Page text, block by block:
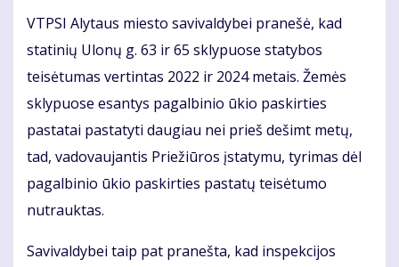
VTPSI Alytaus miesto savivaldybei pranešė, kad
statinių Ulonų g. 63 ir 65 sklypuose statybos
teisėtumas vertintas 2022 ir 2024 metais. Žemės
sklypuose esantys pagalbinio ūkio paskirties
pastatai pastatyti daugiau nei prieš dešimt metų,
tad, vadovaujantis Priežiūros įstatymu, tyrimas dėl
pagalbinio ūkio paskirties pastatų teisėtumo
nutrauktas.
Savivaldybei taip pat pranešta, kad inspekcijos